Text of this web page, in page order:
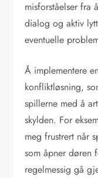
misforståelser fra
dialog og aktiv
eventuelle
Å implementere
konfliktløsning,
spillerne med å
skylden. For
meg frustrert når
som åpner døren
regelmessig gå